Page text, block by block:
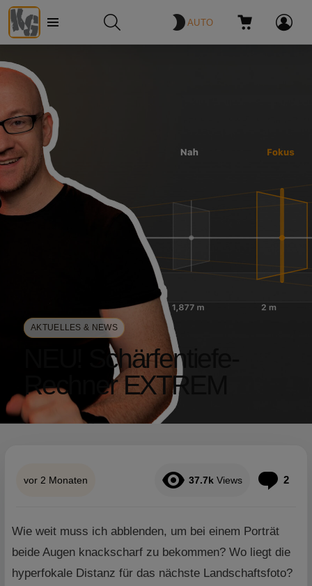
Menü AUTO
AKTUELLES & NEWS
NEU! Schärfentiefe-
Rechner EXTREM
vor 2 Monaten 37.7k Views 2
Wie weit muss ich abblenden, um bei einem Porträt
beide Augen knackscharf zu bekommen? Wo liegt die
hyperfokale Distanz für das nächste Landschaftsfoto?